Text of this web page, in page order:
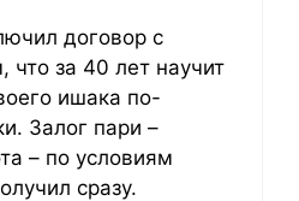
договор с
что за 40 лет научит
ишака по-
Залог пари –
– по условиям
сразу.